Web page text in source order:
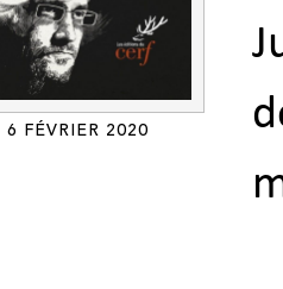
6 FÉVRIER 2020